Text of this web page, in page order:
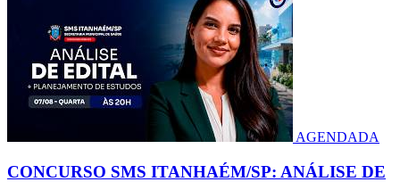
AGENDADA
CONCURSO SMS ITANHAÉM/SP: ANÁLISE DE